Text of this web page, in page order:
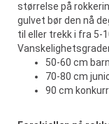
størrelse på
gulvet bør den nå
til eller trekk i fra 5-
50-60 cm barn
70-80 cm
90 cm